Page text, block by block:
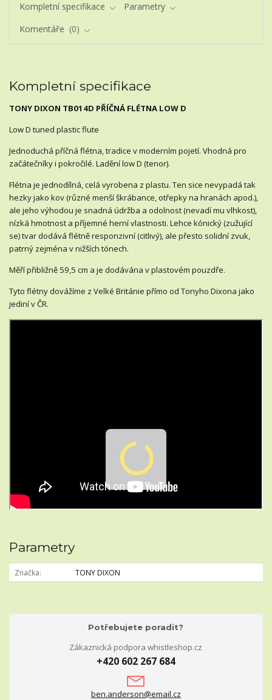
Kompletní specifikace
Parametry
Komentáře
0
Kompletní specifikace
TONY DIXON TB014D PŘÍČNÁ FLÉTNA LOW D
Low D tuned plastic flute
Jednoduchá příčná flétna, tradice v moderním pojetí. Vhodná pro
začátečníky i pokročilé. Ladění low D (tenor).
Flétna je jednodílná, celá vyrobena z plastu. Ten sice nevypadá tak
hezky jako kov (různé menší škrábance, otřepky na hranách apod.),
ale jeho výhodou je snadná údržba a odolnost (nevadí mu vlhkost),
nízká hmotnost a příjemné herní vlastnosti. Lehce kónický (zužující
se) tvar dodává flétně responzivní (citlivý), ale přesto solidní zvuk,
patrný zejména v nižších tónech.
Měří přibližně 59,5 cm a je dodávána v plastovém pouzdře.
Tyto flétny dovážíme z Velké Británie přímo od Tonyho Dixona jako
jediní v ČR.
Parametry
Značka TONY DIXON
Potřebujete poradit?
Zákaznická podpora whistleshop.cz
+420 602 267 684
ben.anderson@email.cz